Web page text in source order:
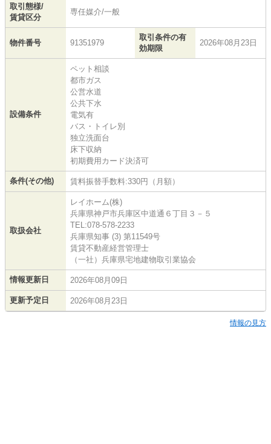
取引態様/
賃貸区分
専任媒介/一般
物件番号 91351979
取引条件の有
効期限
2026年08月23日
設備条件
ペット相談
都市ガス
公営水道
公共下水
電気有
バス・トイレ別
独立洗面台
床下収納
初期費用カード決済可
条件(その他) 賃料振替手数料:330円（月額）
取扱会社
レイホーム(株)
兵庫県神戸市兵庫区中道通６丁目３－５
TEL:078-578-2233
兵庫県知事 (3) 第11549号
賃貸不動産経営管理士
（一社）兵庫県宅地建物取引業協会
情報更新日 2026年08月09日
更新予定日 2026年08月23日
情報の見方